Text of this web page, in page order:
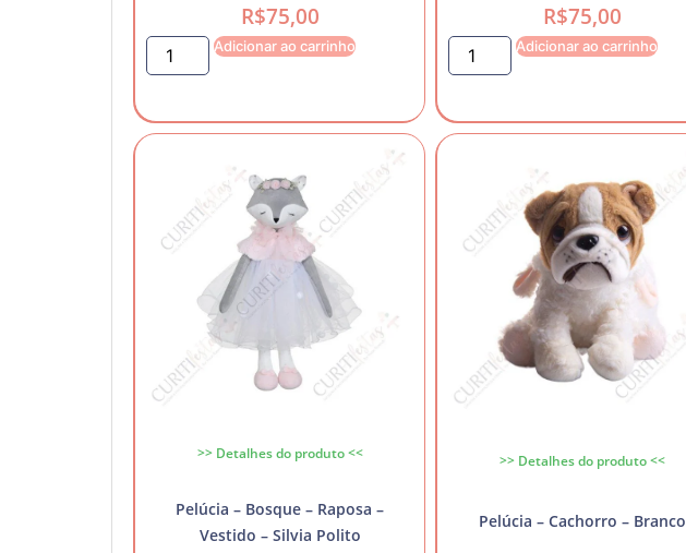
R$75,00
Adicionar ao carrinho
R$75,00
Adicionar ao carrinho
>> Detalhes do produto <<
Pelúcia – Bosque – Raposa –
Vestido – Silvia Polito
>> Detalhes do produto <<
Pelúcia – Cachorro – Branco